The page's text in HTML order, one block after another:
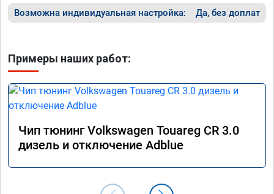
Возможна индивидуальная настройка: Да, без доплат
Примеры наших работ:
Чип тюнинг Volkswagen Touareg CR 3.0
дизель и отключение Adblue